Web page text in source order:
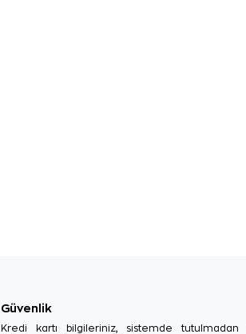
Güvenlik
Kredi kartı bilgileriniz, sistemde tutulmadan